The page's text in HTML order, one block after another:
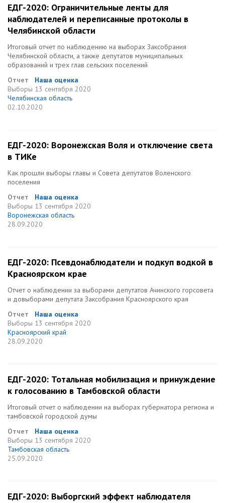
ЕДГ-2020: Ограничительные ленты для
наблюдателей и переписанные протоколы в
Челябинской области
Итоговый отчет по наблюдению на выборах Заксобрания
Челябинской области, а также депутатов муниципальных
образований и трех глав сельских поселений
Отчет
Наша оценка
Выборы 13 сентября 2020
Челябинская область
02.10.2020
ЕДГ-2020: Воронежская Воля и отключение света
в ТИКе
Как прошли выборы главы и Совета депутатов Воленского
поселения
Отчет
Наша оценка
Выборы 13 сентября 2020
Воронежская область
28.09.2020
ЕДГ-2020: Псевдонаблюдатели и подкуп водкой в
Красноярском крае
Отчет о наблюдении за выборами депутатов Ачинского горсовета
и довыборами депутата Заксобрания Красноярского края
Отчет
Наша оценка
Выборы 13 сентября 2020
Красноярский край
28.09.2020
ЕДГ-2020: Тотальная мобилизация и принуждение
к голосованию в Тамбовской области
Итоговый отчет о наблюдении на выборах губернатора региона и
тамбовской городской думы
Отчет
Наша оценка
Выборы 13 сентября 2020
Тамбовская область
25.09.2020
ЕДГ-2020: Выборгский эффект наблюдателя